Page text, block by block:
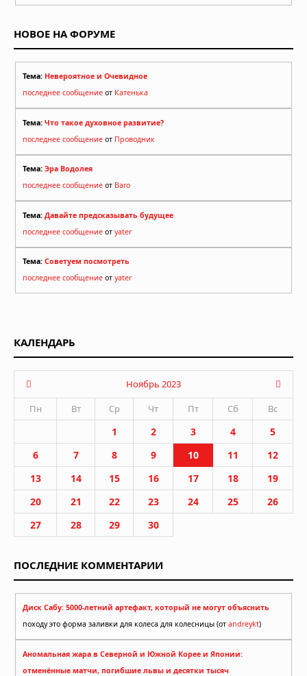
НОВОЕ НА ФОРУМЕ
Тема: Невероятное и Очевидное
последнее сообщение от Катенька
Тема: Что такое духовное развитие?
последнее сообщение от Проводник
Тема: Эра Водолея
последнее сообщение от Baro
Тема: Давайте предсказывать будущее
последнее сообщение от yater
Тема: Советуем посмотреть
последнее сообщение от yater
КАЛЕНДАРЬ
Ноябрь 2023
Пн
Вт Ср Чт Пт Сб Вс
1 2 3 4
5
6
7 8 9 10 11
12
13
14 15 16 17 18
19
20
21 22 23 24 25
26
27
28 29 30
ПОСЛЕДНИЕ КОММЕНТАРИИ
Диск Сабу: 5000-летний артефакт, который не могут объяснить
походу это форма заливки для колеса для колесницы (от andreykt)
Аномальная жара в Северной и Южной Корее и Японии:
отменённые матчи, погибшие львы и десятки тысяч